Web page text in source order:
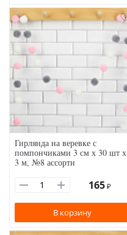
Гирлянда на веревке с
помпончиками 3 см х 30 шт х
3 м, №8 ассорти
165 ₽
В корзину